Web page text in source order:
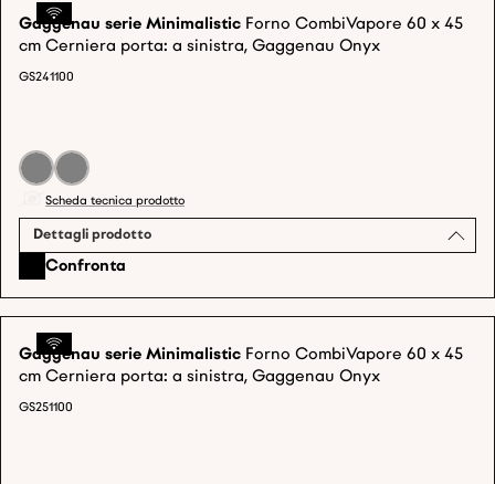
Gaggenau serie Minimalistic Forno CombiVapore 60 x 45
cm Cerniera porta: a sinistra, Gaggenau Onyx
GS241100
Scheda tecnica prodotto
Dettagli prodotto
Confronta
Gaggenau serie Minimalistic Forno CombiVapore 60 x 45
cm Cerniera porta: a sinistra, Gaggenau Onyx
GS251100